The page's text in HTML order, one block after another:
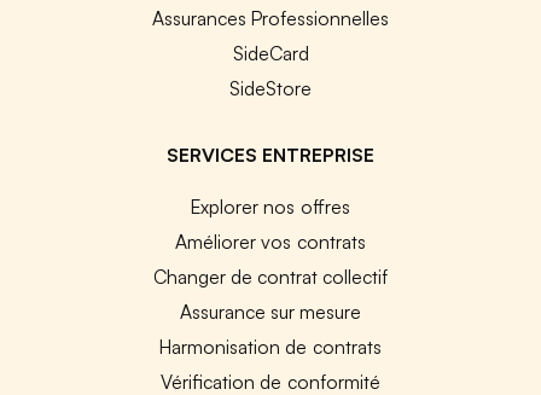
Assurances Professionnelles
SideCard
SideStore
SERVICES ENTREPRISE
Explorer nos offres
Améliorer vos contrats
Changer de contrat collectif
Assurance sur mesure
Harmonisation de contrats
Vérification de conformité